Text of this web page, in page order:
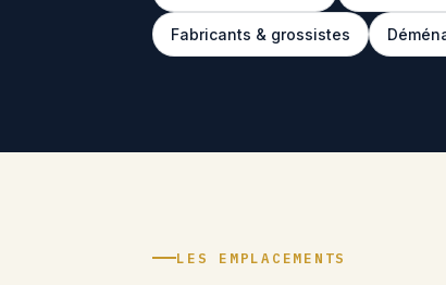
Fabricants & grossistes
LES EMPLACEMENTS